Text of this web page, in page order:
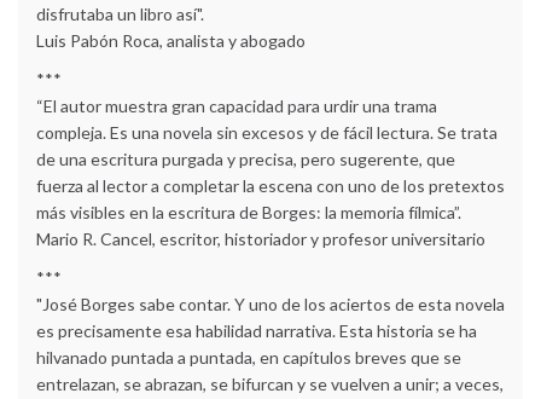
disfrutaba un libro así".
Luis Pabón Roca, analista y abogado
***
“El autor muestra gran capacidad para urdir una trama
compleja. Es una novela sin excesos y de fácil lectura. Se trata
de una escritura purgada y precisa, pero sugerente, que
fuerza al lector a completar la escena con uno de los pretextos
más visibles en la escritura de Borges: la memoria fílmica”.
Mario R. Cancel, escritor, historiador y profesor universitario
***
"José Borges sabe contar. Y uno de los aciertos de esta novela
es precisamente esa habilidad narrativa. Esta historia se ha
hilvanado puntada a puntada, en capítulos breves que se
entrelazan, se abrazan, se bifurcan y se vuelven a unir; a veces,